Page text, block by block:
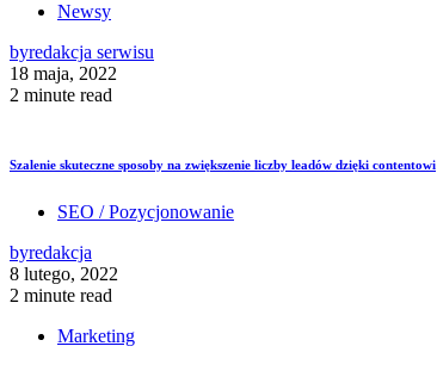
Newsy
byredakcja serwisu
18 maja, 2022
2 minute read
Szalenie skuteczne sposoby na zwiększenie liczby leadów dzięki contentowi
SEO / Pozycjonowanie
byredakcja
8 lutego, 2022
2 minute read
Marketing